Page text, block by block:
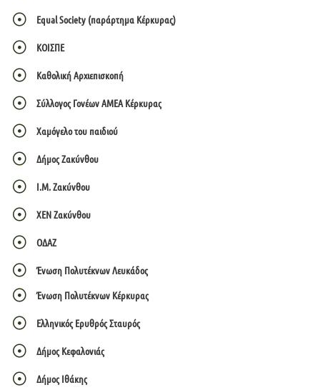
Equal Society (παράρτημα Κέρκυρας)
ΚΟΙΣΠΕ
Καθολική Αρχιεπισκοπή
Σύλλογος Γονέων ΑΜΕΑ Κέρκυρας
Χαμόγελο του παιδιού
Δήμος Ζακύνθου
Ι.Μ. Ζακύνθου
ΧΕΝ Ζακύνθου
ΟΔΑΖ
Ένωση Πολυτέκνων Λευκάδος
Ένωση Πολυτέκνων Κέρκυρας
Ελληνικός Ερυθρός Σταυρός
Δήμος Κεφαλονιάς
Δήμος Ιθάκης